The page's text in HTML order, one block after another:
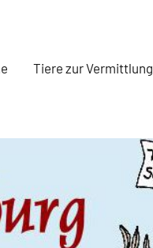
Tiere zur Vermittlung